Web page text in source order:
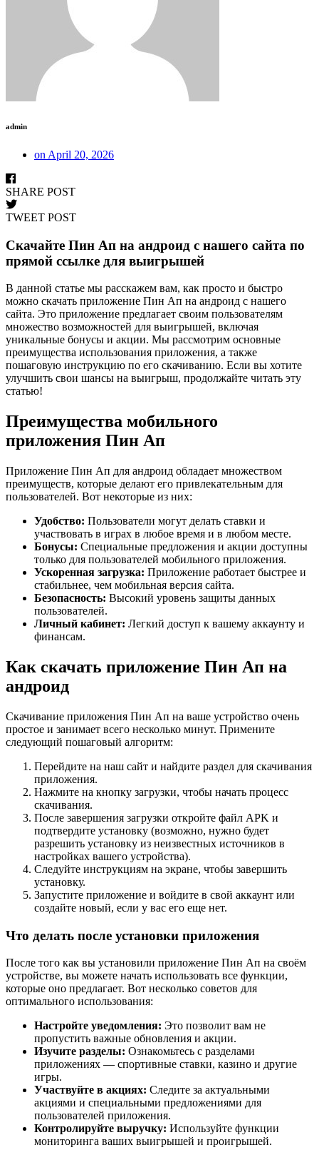
admin
on April 20, 2026
SHARE POST
TWEET POST
Скачайте Пин Ап на андроид с нашего сайта по
прямой ссылке для выигрышей
В данной статье мы расскажем вам, как просто и быстро
можно скачать приложение Пин Ап на андроид с нашего
сайта. Это приложение предлагает своим пользователям
множество возможностей для выигрышей, включая
уникальные бонусы и акции. Мы рассмотрим основные
преимущества использования приложения, а также
пошаговую инструкцию по его скачиванию. Если вы хотите
улучшить свои шансы на выигрыш, продолжайте читать эту
статью!
Преимущества мобильного
приложения Пин Ап
Приложение Пин Ап для андроид обладает множеством
преимуществ, которые делают его привлекательным для
пользователей. Вот некоторые из них:
Удобство: Пользователи могут делать ставки и
участвовать в играх в любое время и в любом месте.
Бонусы: Специальные предложения и акции доступны
только для пользователей мобильного приложения.
Ускоренная загрузка: Приложение работает быстрее и
стабильнее, чем мобильная версия сайта.
Безопасность: Высокий уровень защиты данных
пользователей.
Личный кабинет: Легкий доступ к вашему аккаунту и
финансам.
Как скачать приложение Пин Ап на
андроид
Скачивание приложения Пин Ап на ваше устройство очень
простое и занимает всего несколько минут. Примените
следующий пошаговый алгоритм:
Перейдите на наш сайт и найдите раздел для скачивания
приложения.
Нажмите на кнопку загрузки, чтобы начать процесс
скачивания.
После завершения загрузки откройте файл APK и
подтвердите установку (возможно, нужно будет
разрешить установку из неизвестных источников в
настройках вашего устройства).
Следуйте инструкциям на экране, чтобы завершить
установку.
Запустите приложение и войдите в свой аккаунт или
создайте новый, если у вас его еще нет.
Что делать после установки приложения
После того как вы установили приложение Пин Ап на своём
устройстве, вы можете начать использовать все функции,
которые оно предлагает. Вот несколько советов для
оптимального использования:
Настройте уведомления: Это позволит вам не
пропустить важные обновления и акции.
Изучите разделы: Ознакомьтесь с разделами
приложениях — спортивные ставки, казино и другие
игры.
Участвуйте в акциях: Следите за актуальными
акциями и специальными предложениями для
пользователей приложения.
Контролируйте выручку: Используйте функции
мониторинга ваших выигрышей и проигрышей.